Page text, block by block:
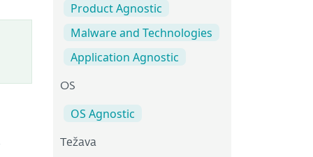
Product Agnostic
Malware and Technologies
Application Agnostic
OS
OS Agnostic
Težava